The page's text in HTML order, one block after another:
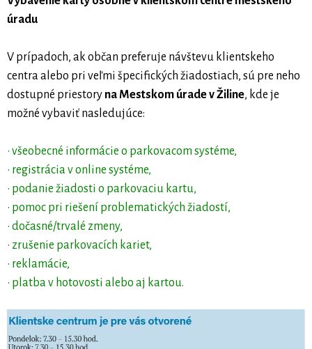
úradu
V prípadoch, ak občan preferuje návštevu klientskeho
centra alebo pri veľmi špecifických žiadostiach, sú pre neho
dostupné priestory na Mestskom úrade v Žiline, kde je
možné vybaviť nasledujúce:
• všeobecné informácie o parkovacom systéme,
• registrácia v online systéme,
• podanie žiadosti o parkovaciu kartu,
• pomoc pri riešení problematických žiadostí,
• dočasné/trvalé zmeny,
• zrušenie parkovacích kariet,
• reklamácie,
• platba v hotovosti alebo aj kartou.